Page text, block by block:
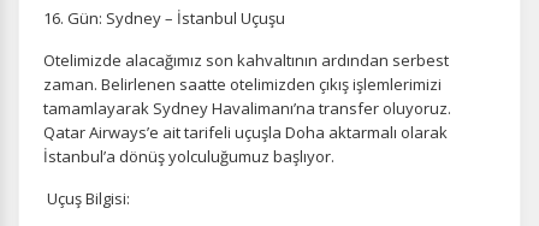
16. Gün: Sydney – İstanbul Uçuşu
Otelimizde alacağımız son kahvaltının ardından serbest
zaman. Belirlenen saatte otelimizden çıkış işlemlerimizi
tamamlayarak Sydney Havalimanı’na transfer oluyoruz.
Qatar Airways’e ait tarifeli uçuşla Doha aktarmalı olarak
İstanbul’a dönüş yolculuğumuz başlıyor.
Uçuş Bilgisi: